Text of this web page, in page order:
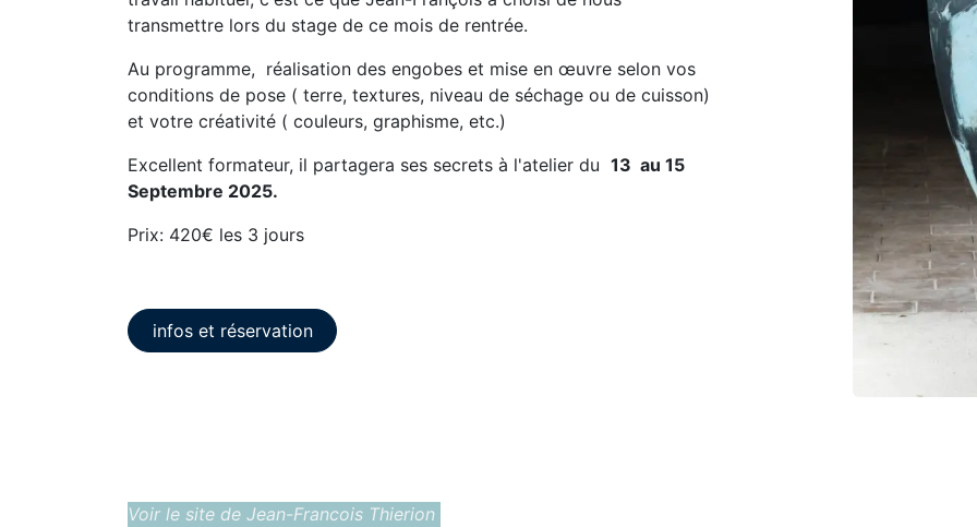
transmettre lors du stage de ce mois de rentrée.
Au programme, réalisation des engobes et mise en œuvre selon vos
conditions de pose ( terre, textures, niveau de séchage ou de cuisson)
et votre créativité ( couleurs, graphisme, etc.)
Excellent formateur, il partagera ses secrets à l'atelier du 13 au 15
Septembre 2025.
Prix: 420€ les 3 jours
infos et réservation
Voir le site de Jean-Francois Thierion